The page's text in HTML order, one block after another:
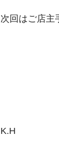
次回はご店主
K.H